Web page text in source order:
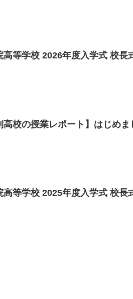
高等学校 2026年度入学式 校長
高校の授業レポート】はじめ
高等学校 2025年度入学式 校長